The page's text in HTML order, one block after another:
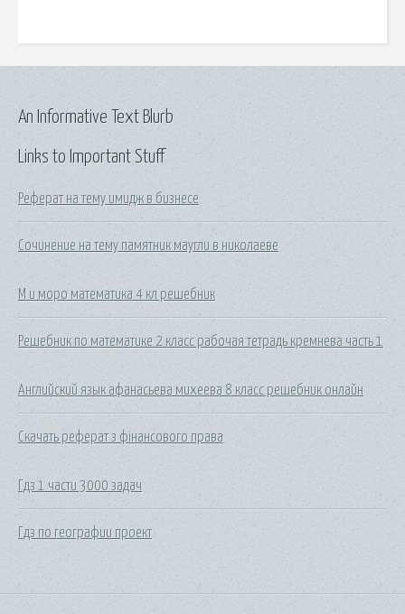
Links to Important Stuff
Реферат на тему имидж в бизнесе
Сочинение на тему памятник маугли в николаеве
М и моро математика 4 кл решебник
Решебник по математике 2 класс рабочая тетрадь кремнева часть 1
Английский язык афанасьева михеева 8 класс решебник онлайн
Скачать реферат з фінансового права
Гдз 1 части 3000 задач
Гдз по географии проект
An Informative Text Blurb